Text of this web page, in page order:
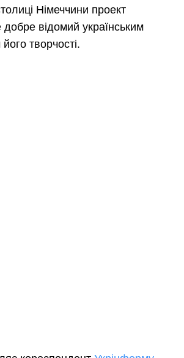
Німеччини проект
добре відомий українським
творчості.